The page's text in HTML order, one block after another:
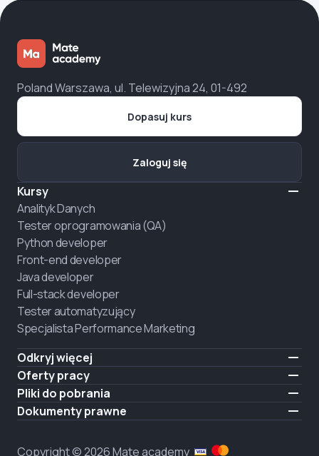
Poland Warszawa, ul. Telewizyjna 24, 01-492
Kursy
Analityk Danych
Tester oprogramowania (QA)
Python developer
Front-end developer
Java developer
Full-stack developer
Tester automatyzujący
Specjalista Performance Marketing
Odkryj więcej
Formaty nauczania
O nas
Ogłoszenie
Oferty pracy
Zatrudnij absolwenta
Pliki do pobrania
iOS
Dokumenty prawne
Polityka prywatności
Dopasuj kurs
Zaloguj się
Copyright © 2026 Mate academy